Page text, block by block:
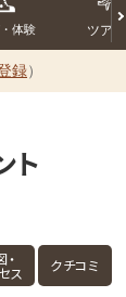
体験 ツアー
録）
ト
・
ス クチコミ